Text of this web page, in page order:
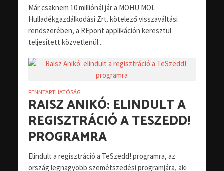
Már csaknem 10 milliónál jár a MOHU MOL
Hulladékgazdálkodási Zrt. kötelező visszaváltási
rendszerében, a REpont applikáción keresztül
teljesített közvetlenül...
FENNTARTHATÓSÁG
RAISZ ANIKÓ: ELINDULT A
REGISZTRÁCIÓ A TESZEDD!
PROGRAMRA
Elindult a regisztráció a TeSzedd! programra, az
ország legnagyobb szemétszedési programjára, aki